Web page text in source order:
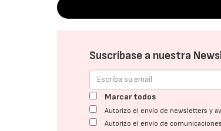
Suscríbase a nuestra
Marcar todos
Autorizo el envío de newsletters y
Autorizo el envío de